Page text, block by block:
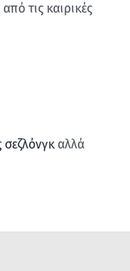
τις καιρικές
αλλά